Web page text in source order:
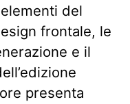
del
frontale, le
e il
presenta